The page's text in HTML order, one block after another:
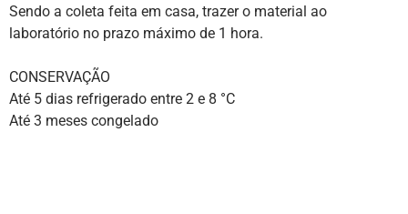
Sendo a coleta feita em casa, trazer o material ao
laboratório no prazo máximo de 1 hora.
CONSERVAÇÃO
Até 5 dias refrigerado entre 2 e 8 °C
Até 3 meses congelado